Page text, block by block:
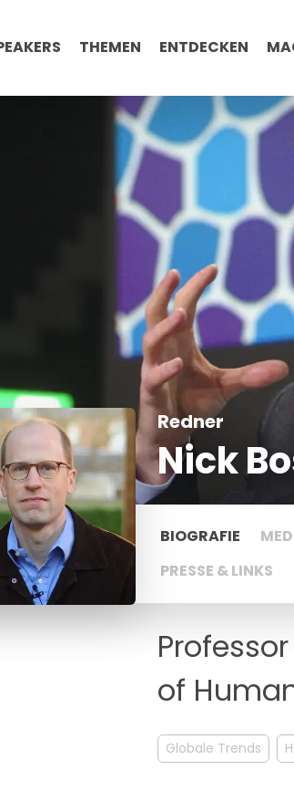
THEMEN ENTDECKEN
Redner
Nick
BIOGRAFIE
PRESSE & LINKS
of
Globale Trends